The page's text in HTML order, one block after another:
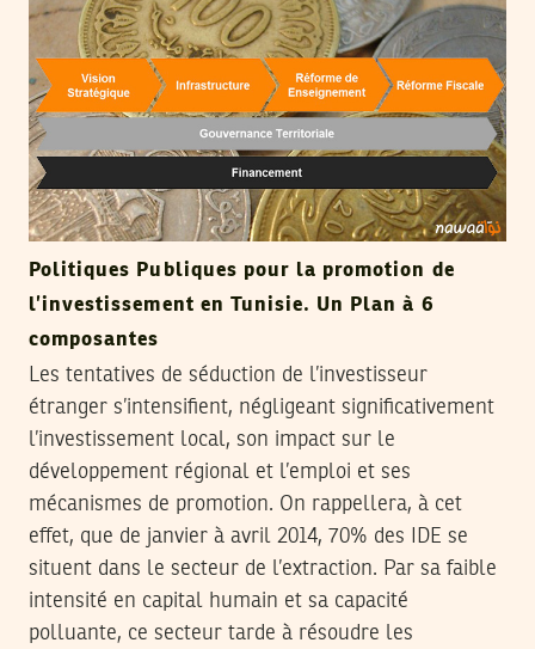
Politiques Publiques pour la promotion de
l’investissement en Tunisie. Un Plan à 6
composantes
Les tentatives de séduction de l’investisseur
étranger s’intensifient, négligeant significativement
l’investissement local, son impact sur le
développement régional et l’emploi et ses
mécanismes de promotion. On rappellera, à cet
effet, que de janvier à avril 2014, 70% des IDE se
situent dans le secteur de l’extraction. Par sa faible
intensité en capital humain et sa capacité
polluante, ce secteur tarde à résoudre les